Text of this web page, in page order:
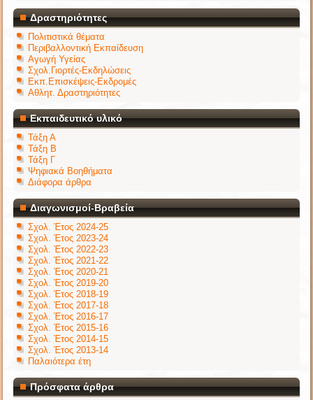
Δραστηριότητες
Πολιτιστικά θέματα
Περιβαλλοντική Εκπαίδευση
Αγωγή Υγείας
Σχολ.Γιορτές-Εκδηλώσεις
Εκπ.Επισκέψεις-Εκδρομές
Αθλητ. Δραστηριότητες
Εκπαιδευτικό υλικό
Τάξη Α
Τάξη Β
Τάξη Γ
Ψηφιακά Βοηθήματα
Διάφορα άρθρα
Διαγωνισμοί-Βραβεία
Σχολ. Έτος 2024-25
Σχολ. Έτος 2023-24
Σχολ. Έτος 2022-23
Σχολ. Έτος 2021-22
Σχολ. Έτος 2020-21
Σχολ. Έτος 2019-20
Σχολ. Έτος 2018-19
Σχολ. Έτος 2017-18
Σχολ. Έτος 2016-17
Σχολ. Έτος 2015-16
Σχολ. Έτος 2014-15
Σχολ. Έτος 2013-14
Παλαιότερα έτη
Πρόσφατα άρθρα